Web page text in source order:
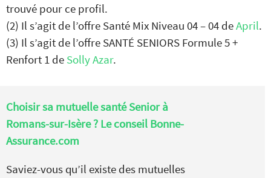
trouvé pour ce profil.
(2) Il s’agit de l’offre Santé Mix Niveau 04 – 04 deApril.
(3) Il s’agit de l’offre SANTÉ SENIORS Formule 5 +
Renfort 1 de Solly Azar.
Choisir sa mutuelle santé Senior à
Romans-sur-Isère ? Le conseil Bonne-
Assurance.com
Saviez-vous qu’il existe des mutuelles